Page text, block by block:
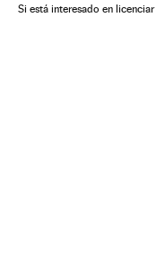
Si está interesado en